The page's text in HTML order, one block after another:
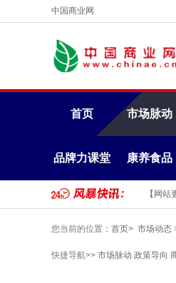
中国商业网
首页 市场脉动
品牌力课堂 康养食品
【网
您当前的位置： 首页> 市场动态
快捷导航>> 市场脉动 政策导向